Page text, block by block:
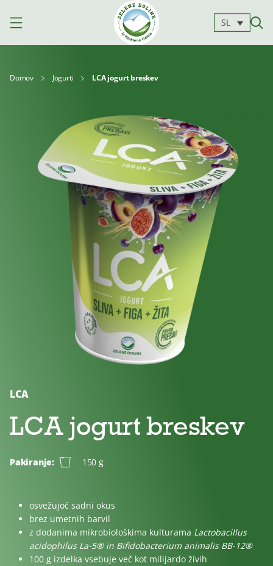
SL
Mleko Jogurti Siri
Kajmak
namazi
Za
kuhanje
Brez
dodanega
sladkorja
Za
otroke
Domov Jogurti LCA jogurt breskev
LCA
LCA jogurt breskev
Pakiranje: 150 g
osvežujoč sadni okus
brez umetnih barvil
z dodanima mikrobiološkima kulturama Lactobacillus
acidophilus La-5® in Bifidobacterium animalis BB-12®
100 g izdelka vsebuje več kot milijardo živih